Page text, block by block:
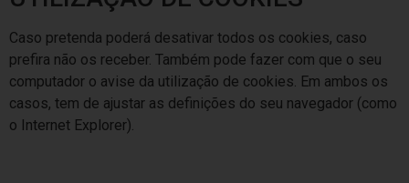
Caso pretenda poderá desativar todos os cookies, caso
prefira não os receber. Também pode fazer com que o seu
computador o avise da utilização de cookies. Em ambos os
casos, tem de ajustar as definições do seu navegador (como
o Internet Explorer).